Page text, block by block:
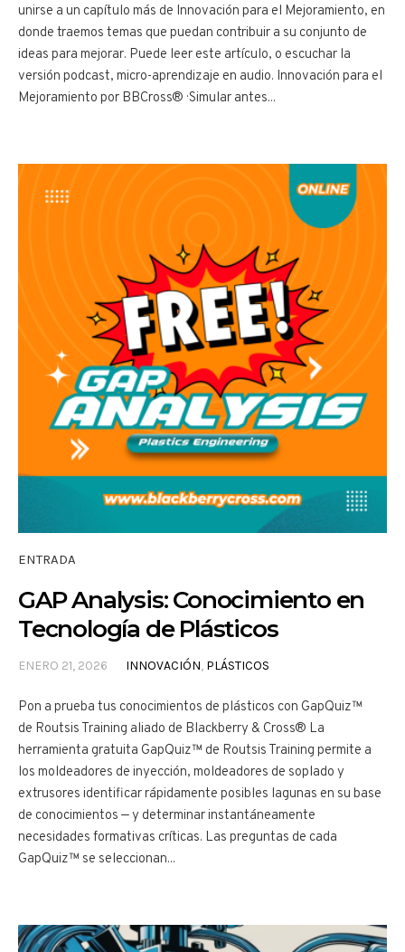
unirse a un capítulo más de Innovación para el Mejoramiento, en
donde traemos temas que puedan contribuir a su conjunto de
ideas para mejorar. Puede leer este artículo, o escuchar la
versión podcast, micro-aprendizaje en audio. Innovación para el
Mejoramiento por BBCross® · Simular antes...
ENTRADA
GAP Analysis: Conocimiento en
Tecnología de Plásticos
ENERO 21, 2026 INNOVACIÓN, PLÁSTICOS
Pon a prueba tus conocimientos de plásticos con GapQuiz™
de Routsis Training aliado de Blackberry & Cross® La
herramienta gratuita GapQuiz™ de Routsis Training permite a
los moldeadores de inyección, moldeadores de soplado y
extrusores identificar rápidamente posibles lagunas en su base
de conocimientos — y determinar instantáneamente
necesidades formativas críticas. Las preguntas de cada
GapQuiz™ se seleccionan...